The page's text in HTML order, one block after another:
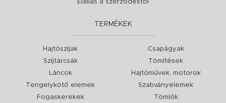
Elállás a szerződéstől
TERMÉKEK
Hajtószíjak
Szíjtárcsák
Láncok
Tengelykötő elemek
Fogaskerekek
Csapágyak
Tömítések
Hajtóművek, motorok
Szabványelemek
Tömlők